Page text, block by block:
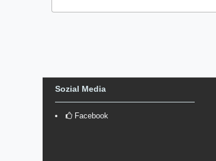
Sozial Media
Facebook